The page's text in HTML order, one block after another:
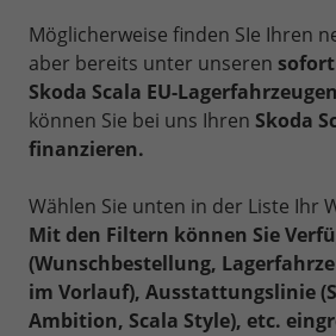
Möglicherweise finden SIe Ihren
aber bereits unter unseren
Skoda Scala EU-
können Sie bei uns Ihren Skoda
finanzieren.
Wählen Sie unten in der Liste Ihr
Mit den Filtern können Sie
(Wunschbestellung,
im Vorlauf), Ausstattungslinie
Ambition, Scala Style), etc.